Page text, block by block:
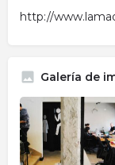
http://
Galería de